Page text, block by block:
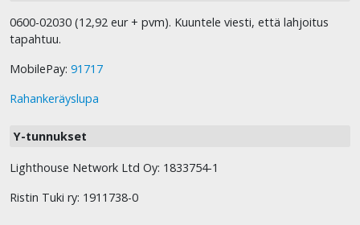
0600-02030 (12,92 eur + pvm). Kuuntele viesti, että lahjoitus
tapahtuu.
MobilePay: 91717
Rahankeräyslupa
Y-tunnukset
Lighthouse Network Ltd Oy: 1833754-1
Ristin Tuki ry: 1911738-0